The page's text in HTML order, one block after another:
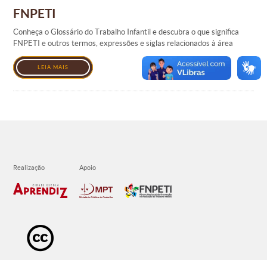
FNPETI
Conheça o Glossário do Trabalho Infantil e descubra o que significa
FNPETI e outros termos, expressões e siglas relacionados à área
LEIA MAIS